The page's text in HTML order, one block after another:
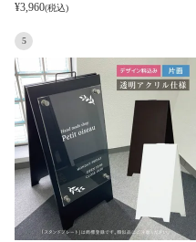
¥3,960(税込)
5